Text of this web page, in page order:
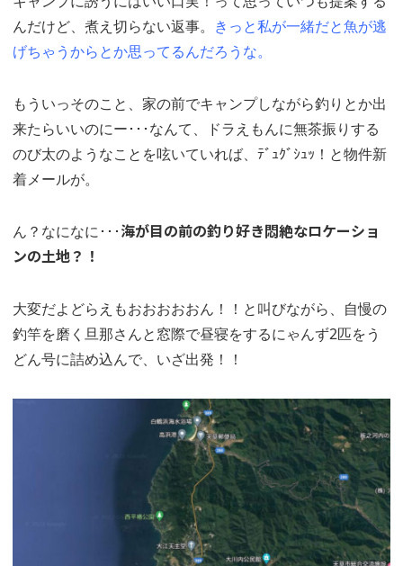
んだけど、煮え切らない返事。 きっと私が一緒だと魚が逃
げちゃうからとか思ってるんだろうな。
もういっそのこと、家の前でキャンプしながら釣りとか出
来たらいいのにー･･･なんて、ドラえもんに無茶振りする
のび太のようなことを呟いていれば、ﾃﾞｭｸﾞｼｭｯ！と物件新
着メールが。
ん？なになに･･･海が目の前の釣り好き悶絶なロケーショ
ンの土地？！
大変だよどらえもおおおおおん！！と叫びながら、自慢の
釣竿を磨く旦那さんと窓際で昼寝をするにゃんず2匹をう
どん号に詰め込んで、いざ出発！！